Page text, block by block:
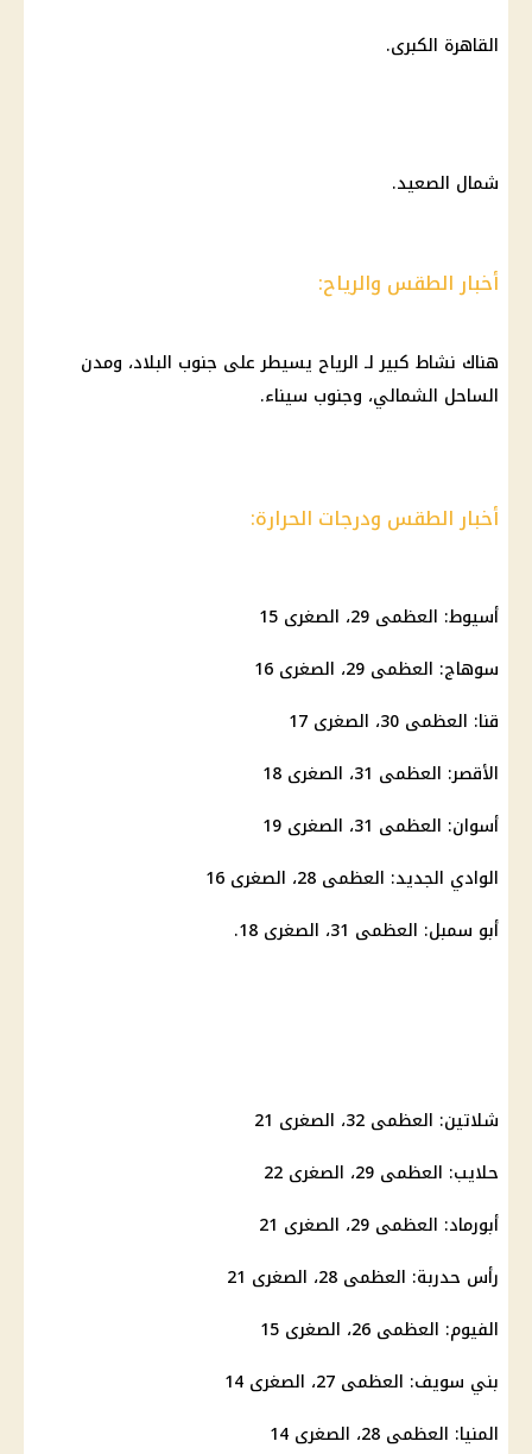
القاهرة الكبرى.
شمال الصعيد.
أخبار الطقس والرياح:
هناك نشاط كبير لـ الرياح يسيطر على جنوب البلاد، ومدن
الساحل الشمالي، وجنوب سيناء.
أخبار الطقس ودرجات الحرارة:
أسيوط: العظمى 29، الصغرى 15
سوهاج: العظمى 29، الصغرى 16
قنا: العظمى 30، الصغرى 17
الأقصر: العظمى 31، الصغرى 18
أسوان: العظمى 31، الصغرى 19
الوادي الجديد: العظمى 28، الصغرى 16
أبو سمبل: العظمى 31، الصغرى 18.
شلاتين: العظمى 32، الصغرى 21
حلايب: العظمى 29، الصغرى 22
أبورماد: العظمى 29، الصغرى 21
رأس حدربة: العظمى 28، الصغرى 21
الفيوم: العظمى 26، الصغرى 15
بني سويف: العظمى 27، الصغرى 14
المنيا: العظمى 28، الصغرى 14